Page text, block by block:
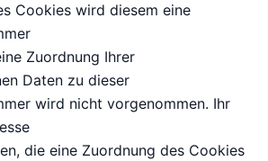
Cookies wird diesem eine
Zuordnung Ihrer
Daten zu dieser
wird nicht vorgenommen. Ihr
die eine Zuordnung des Cookies